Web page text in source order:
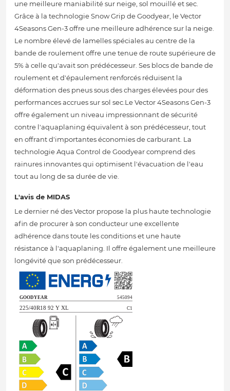
une meilleure maniabilité sur neige, sol mouillé et sec.
Grâce à la technologie Snow Grip de Goodyear, le Vector
4Seasons Gen-3 offre une meilleure adhérence sur la neige.
Le nombre élevé de lamelles spéciales au centre de la
bande de roulement offre une tenue de route supérieure de
5% à celle qu'avait son prédécesseur. Ses blocs de bande de
roulement et d'épaulement renforcés réduisent la
déformation des pneus sous des charges élevées pour des
performances accrues sur sol sec.Le Vector 4Seasons Gen-3
offre également un niveau impressionnant de sécurité
contre l'aquaplaning équivalent à son prédécesseur, tout
en offrant d'importantes économies de carburant. La
technologie Aqua Control de Goodyear comprend des
rainures innovantes qui optimisent l'évacuation de l'eau
tout au long de sa durée de vie.
L'avis de MIDAS
Le dernier né des Vector propose la plus haute technologie
afin de procurer à son conducteur une excellente
adhérence dans toute les conditions et une haute
résistance à l'aquaplaning. Il offre également une meilleure
longévité que son prédécesseur.